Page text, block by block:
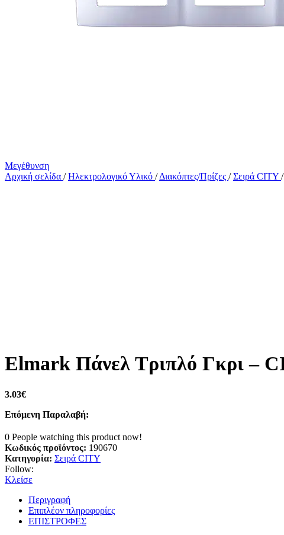
Μεγέθυνση
Αρχική σελίδα / Ηλεκτρολογικό Υλικό / Διακόπτες/Πρίζες / Σειρά CITY /
Elmark Πάνελ Τριπλό Γκρι –
3.03€
Επόμενη Παραλαβή:
0 People watching this product now!
Κωδικός προϊόντος: 190670
Κατηγορία: Σειρά CITY
Follow:
Κλείσε
Περιγραφή
Επιπλέον πληροφορίες
ΕΠΙΣΤΡΟΦΕΣ